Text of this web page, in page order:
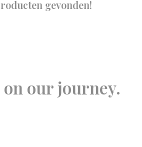
gevonden!
our journey.